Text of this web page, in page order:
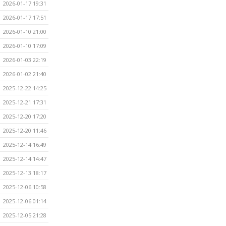
2026-01-17 19:31
2026-01-17 17:51
2026-01-10 21:00
2026-01-10 17:09
2026-01-03 22:19
2026-01-02 21:40
2025-12-22 14:25
2025-12-21 17:31
2025-12-20 17:20
2025-12-20 11:46
2025-12-14 16:49
2025-12-14 14:47
2025-12-13 18:17
2025-12-06 10:58
2025-12-06 01:14
2025-12-05 21:28